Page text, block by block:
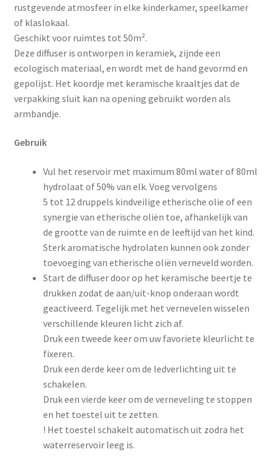
rustgevende atmosfeer in elke kinderkamer, speelkamer
of klaslokaal.
Geschikt voor ruimtes tot 50m².
Deze diffuser is ontworpen in keramiek, zijnde een
ecologisch materiaal, en wordt met de hand gevormd en
gepolijst. Het koordje met keramische kraaltjes dat de
verpakking sluit kan na opening gebruikt worden als
armbandje.
Gebruik
Vul het reservoir met maximum 80ml water of 80ml
hydrolaat of 50% van elk. Voeg vervolgens
5 tot 12 druppels kindveilige etherische olie of een
synergie van etherische oliën toe, afhankelijk van
de grootte van de ruimte en de leeftijd van het kind.
Sterk aromatische hydrolaten kunnen ook zonder
toevoeging van etherische oliën verneveld worden.
Start de diffuser door op het keramische beertje te
drukken zodat de aan/uit-knop onderaan wordt
geactiveerd. Tegelijk met het vernevelen wisselen
verschillende kleuren licht zich af.
Druk een tweede keer om uw favoriete kleurlicht te
fixeren.
Druk een derde keer om de ledverlichting uit te
schakelen.
Druk een vierde keer om de verneveling te stoppen
en het toestel uit te zetten.
! Het toestel schakelt automatisch uit zodra het
waterreservoir leeg is.